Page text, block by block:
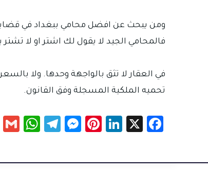
ومن يبحث عن افضل محامي ببغداد في
فالمحامي الجيد لا يقول لك اشتر او لا
في العقار لا تثق بالواجهة وحدها. ولا
تحميه الملكية المسجلة وفق القانون.
Fa
X
Li
Pi
M
Te
W